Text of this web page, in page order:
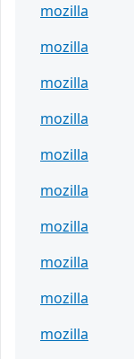
mozilla
mozilla
mozilla
mozilla
mozilla
mozilla
mozilla
mozilla
mozilla
mozilla